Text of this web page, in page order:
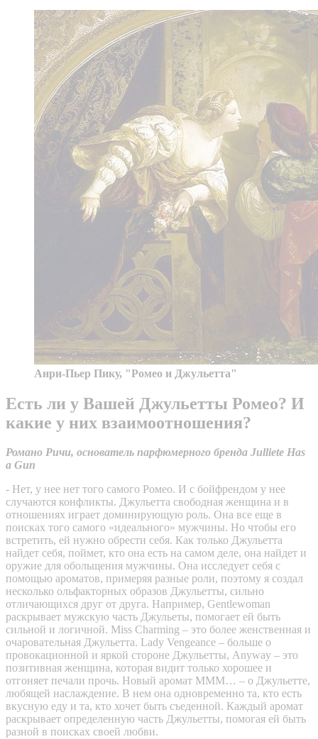
Анри-Пьер Пику, "Ромео и Джульетта"
Есть ли у Вашей Джульетты Ромео? И
какие у них взаимоотношения?
Романо Ричи, основатель парфюмерного бренда Julliete Has
a Gun
- Нет, у нее нет того самого Ромео. И с бойфрендом у нее
случаются конфликты. Джульетта свободная женщина и в
отношениях играет доминирующую роль. Она все еще в
поисках того самого «идеального» мужчины. Но чтобы его
встретить, ей нужно обрести себя. Как только Джульетта
найдет себя, поймет, кто она есть на самом деле, она найдет и
оружие для обольщения мужчины. Она исследует себя с
помощью ароматов, примеряя разные роли, поэтому я создал
несколько ольфакторных образов Джульетты, сильно
отличающихся друг от друга. Например, Gentlewoman
раскрывает мужскую часть Джульеты, помогает ей быть
сильной и логичной. Miss Charming – это более женственная и
очаровательная Джульетта. Lady Vengeance – больше о
провокационной и яркой стороне Джульетты, Anyway – это
позитивная женщина, которая видит только хорошее и
отгоняет печали прочь. Новый аромат MMM… – о Джульетте,
любящей наслаждение. В нем она одновременно та, кто есть
вкусную еду и та, кто хочет быть съеденной. Каждый аромат
раскрывает определенную часть Джульетты, помогая ей быть
разной в поисках своей любви.